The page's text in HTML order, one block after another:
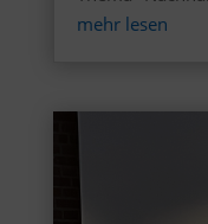
mehr lesen